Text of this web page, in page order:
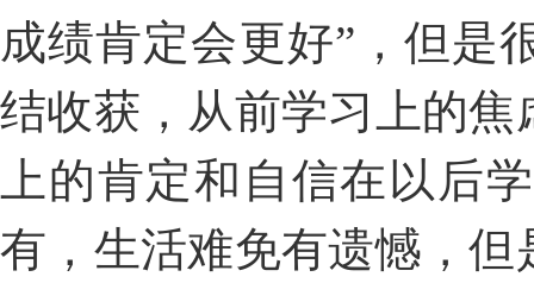
成绩肯定会更好”，但是
结收获，从前学习上的
上的肯定和自信在以后
有，生活难免有遗憾，